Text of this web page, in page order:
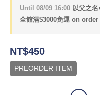
Until 08/09 16:00 以父之
全館滿$3000免運 on order
NT$450
PREORDER ITEM